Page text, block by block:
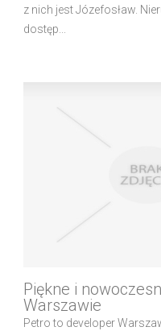
z nich jest Józefosław.
dostęp...
Piękne i
Warszawie
Petro to developer